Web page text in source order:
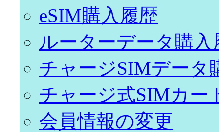
eSIM購入履歴
ルーターデータ購入
チャージSIMデータ
チャージ式SIMカー
会員情報の変更